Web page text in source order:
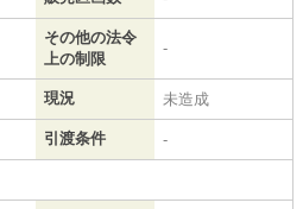
その他の法令
上の制限
-
現況 未造成
引渡条件 -